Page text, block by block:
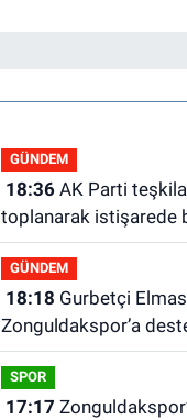
GÜNDEM
18:36AK Parti teşkilatları
toplanarak istişarede
GÜNDEM
18:18
Zonguldakspor’a
SPOR
17:17